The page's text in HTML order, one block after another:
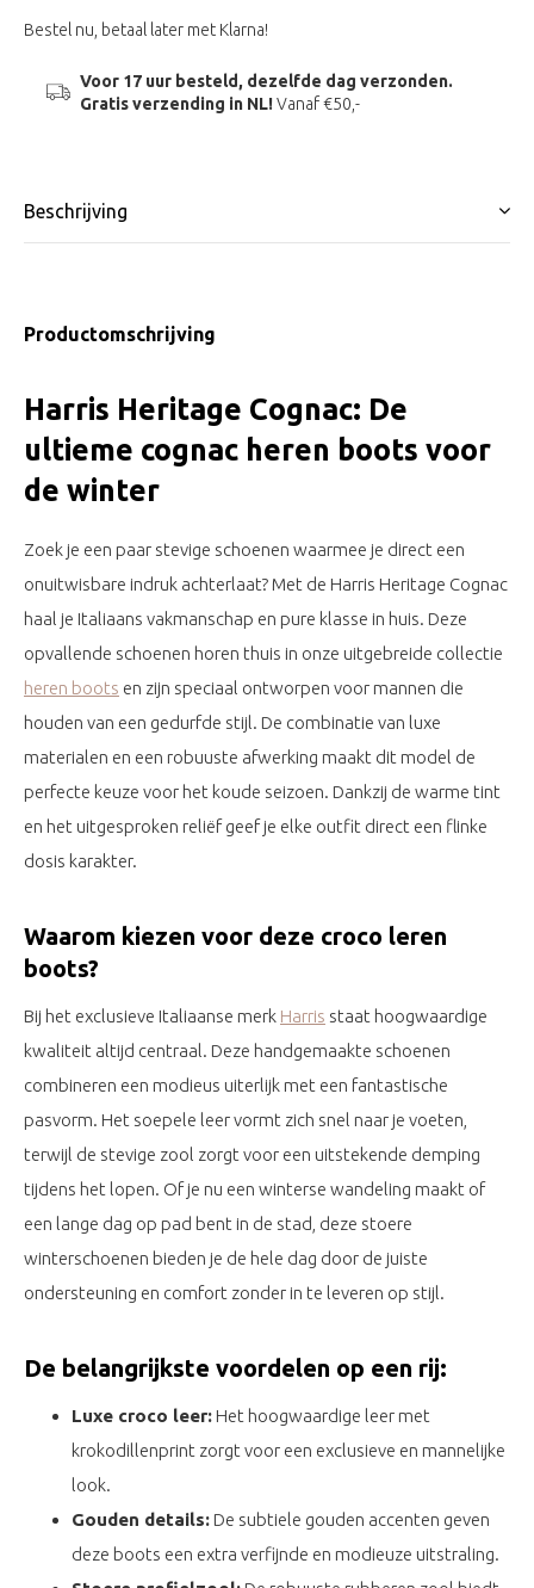
Bestel nu, betaal later met Klarna!
Voor 17 uur besteld, dezelfde dag verzonden.
Gratis verzending in NL!Vanaf €50,-
Beschrijving
Productomschrijving
Harris Heritage Cognac: De
ultieme cognac heren boots voor
de winter
Zoek je een paar stevige schoenen waarmee je direct een
onuitwisbare indruk achterlaat? Met de Harris Heritage Cognac
haal je Italiaans vakmanschap en pure klasse in huis. Deze
opvallende schoenen horen thuis in onze uitgebreide collectie
heren boots en zijn speciaal ontworpen voor mannen die
houden van een gedurfde stijl. De combinatie van luxe
materialen en een robuuste afwerking maakt dit model de
perfecte keuze voor het koude seizoen. Dankzij de warme tint
en het uitgesproken reliëf geef je elke outfit direct een flinke
dosis karakter.
Waarom kiezen voor deze croco leren
boots?
Bij het exclusieve Italiaanse merk Harris staat hoogwaardige
kwaliteit altijd centraal. Deze handgemaakte schoenen
combineren een modieus uiterlijk met een fantastische
pasvorm. Het soepele leer vormt zich snel naar je voeten,
terwijl de stevige zool zorgt voor een uitstekende demping
tijdens het lopen. Of je nu een winterse wandeling maakt of
een lange dag op pad bent in de stad, deze stoere
winterschoenen bieden je de hele dag door de juiste
ondersteuning en comfort zonder in te leveren op stijl.
De belangrijkste voordelen op een rij:
Luxe croco leer: Het hoogwaardige leer met
krokodillenprint zorgt voor een exclusieve en mannelijke
look.
Gouden details: De subtiele gouden accenten geven
deze boots een extra verfijnde en modieuze uitstraling.